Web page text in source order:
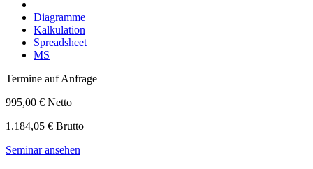
Diagramme
Kalkulation
Spreadsheet
MS
Termine auf Anfrage
995,00 € Netto
1.184,05 € Brutto
Seminar ansehen